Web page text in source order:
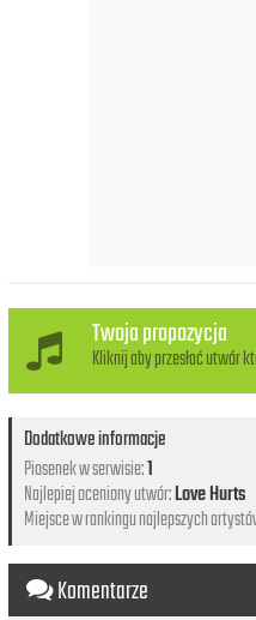
Twoja propozycja
Kliknij aby przesłać utwór
Dodatkowe informacje
Piosenek w serwisie:1
Najlepiej oceniony utwór:Love Hurts
Miejsce w rankingu najlepszych
Komentarze